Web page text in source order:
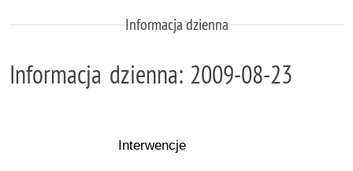
Informacja dzienna
Informacja dzienna: 2009-08-23
Interwencje